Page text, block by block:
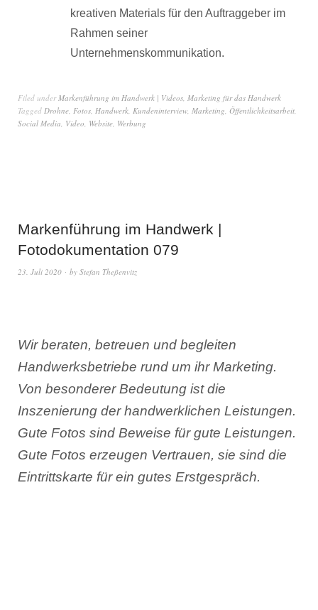
kreativen Materials für den Auftraggeber im
Rahmen seiner
Unternehmenskommunikation.
Filed underMarkenführung im Handwerk | Videos, Marketing für das Handwerk
Tagged Drohne, Fotos, Handwerk, Kundeninterview, Marketing, Öffentlichkeitsarbeit,
Social Media, Video, Website, Werbung
Markenführung im Handwerk |
Fotodokumentation 079
23. Juli 2020 by Stefan Theßenvitz
Wir beraten, betreuen und begleiten
Handwerksbetriebe rund um ihr Marketing.
Von besonderer Bedeutung ist die
Inszenierung der handwerklichen Leistungen.
Gute Fotos sind Beweise für gute Leistungen.
Gute Fotos erzeugen Vertrauen, sie sind die
Eintrittskarte für ein gutes Erstgespräch.